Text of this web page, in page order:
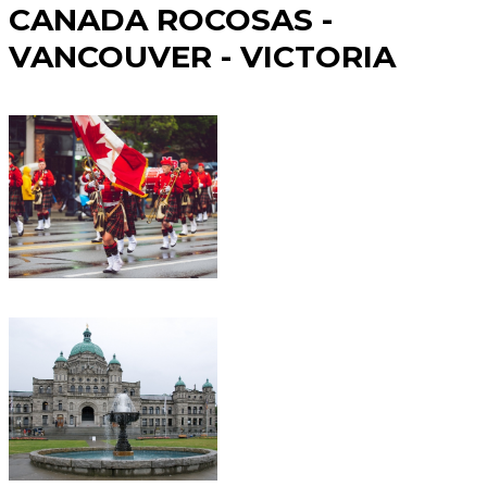
CANADA ROCOSAS -
VANCOUVER - VICTORIA